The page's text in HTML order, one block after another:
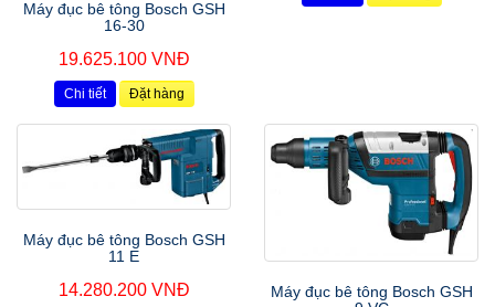
Máy đục bê tông Bosch GSH
16-30
19.625.100 VNĐ
Chi tiết Đặt hàng
Máy đục bê tông Bosch GSH
11 E
14.280.200 VNĐ
Máy đục bê tông Bosch GSH